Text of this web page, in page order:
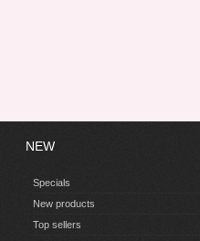
NEW
Specials
New products
Top sellers